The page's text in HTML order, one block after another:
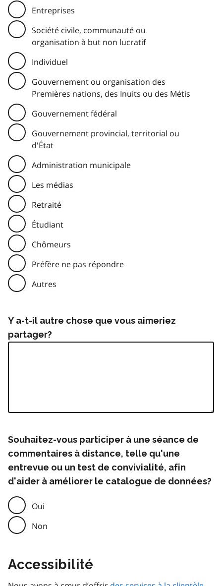
Entreprises
Société civile, communauté ou
organisation à but non lucratif
Individuel
Gouvernement ou organisation des
Premières nations, des Inuits ou des Métis
Gouvernement fédéral
Gouvernement provincial, territorial ou
d'État
Administration municipale
Les médias
Retraité
Étudiant
Chômeurs
Préfère ne pas répondre
Autres
Y a-t-il autre chose que vous aimeriez
partager?
Souhaitez-vous participer à une séance de
commentaires à distance, telle qu'une
entrevue ou un test de convivialité, afin
d'aider à améliorer le catalogue de données?
Oui
Non
Accessibilité